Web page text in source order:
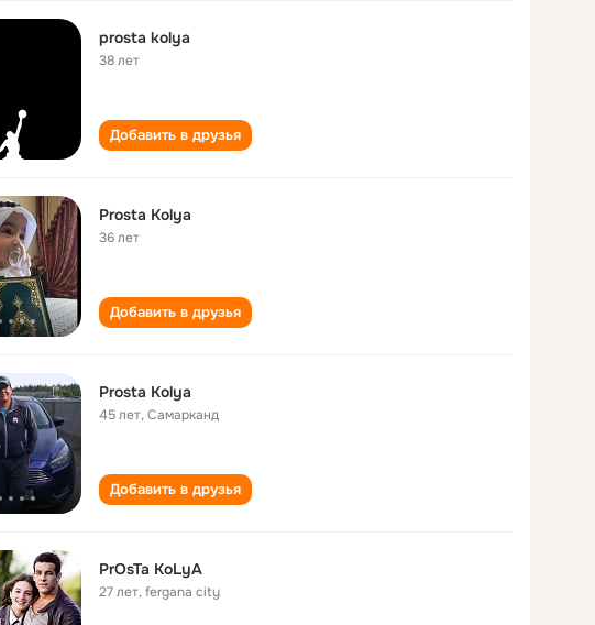
prosta kolya
38 лет
Добавить в друзья
Prosta Kolya
36 лет
Добавить в друзья
Prosta Kolya
45 лет,Самарканд
Добавить в друзья
PrOsTa KoLyA
27 лет,fergana city